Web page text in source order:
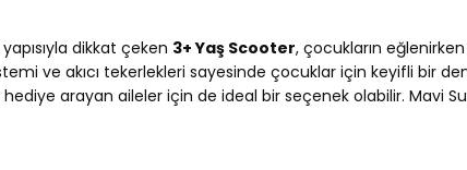
yapısıyla dikkat çeken 3+ Yaş Scooter, çocukların
ve akıcı tekerlekleri sayesinde çocuklar için keyifli
arayan aileler için de ideal bir seçenek olabilir. Mavi